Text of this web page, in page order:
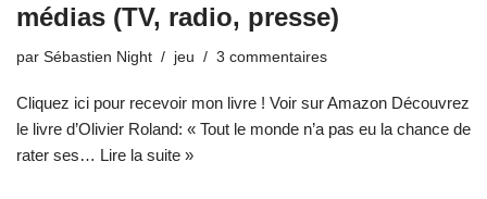
médias (TV, radio, presse)
par Sébastien Night jeu 3 commentaires
Cliquez ici pour recevoir mon livre ! Voir sur Amazon Découvrez
le livre d’Olivier Roland: « Tout le monde n’a pas eu la chance de
rater ses… Lire la suite »